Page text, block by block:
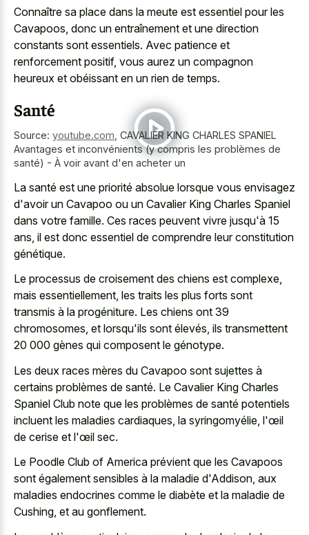
Connaître sa place dans la meute est essentiel pour les
Cavapoos, donc un entraînement et une direction
constants sont essentiels. Avec patience et
renforcement positif, vous aurez un compagnon
heureux et obéissant en un rien de temps.
Santé
Source: youtube.com CAVALIER KING CHARLES SPANIEL
Avantages et inconvénients (y compris les problèmes de
santé) - À voir avant d'en acheter un
La santé est une priorité absolue lorsque vous envisagez
d'avoir un Cavapoo ou un Cavalier King Charles Spaniel
dans votre famille. Ces races peuvent vivre jusqu'à 15
ans, il est donc essentiel de comprendre leur constitution
génétique.
Le processus de croisement des chiens est complexe,
mais essentiellement, les traits les plus forts sont
transmis à la progéniture. Les chiens ont 39
chromosomes, et lorsqu'ils sont élevés, ils transmettent
20 000 gènes qui composent le génotype.
Les deux races mères du Cavapoo sont sujettes à
certains problèmes de santé. Le Cavalier King Charles
Spaniel Club note que les problèmes de santé potentiels
incluent les maladies cardiaques, la syringomyélie, l'œil
de cerise et l'œil sec.
Le Poodle Club of America prévient que les Cavapoos
sont également sensibles à la maladie d'Addison, aux
maladies endocrines comme le diabète et la maladie de
Cushing, et au gonflement.